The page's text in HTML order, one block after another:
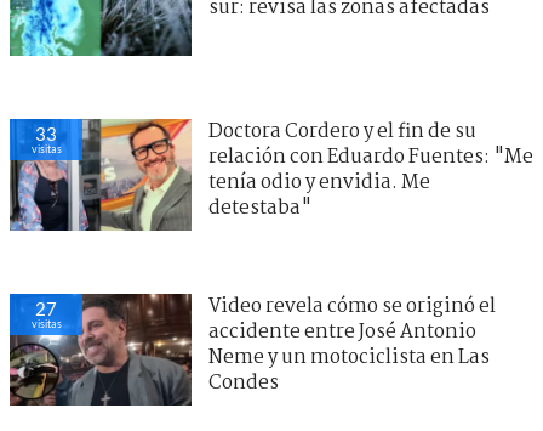
sur: revisa las zonas afectadas
33
visitas
Doctora Cordero y el fin de su
relación con Eduardo Fuentes: "Me
tenía odio y envidia. Me
detestaba"
27
visitas
Video revela cómo se originó el
accidente entre José Antonio
Neme y un motociclista en Las
Condes